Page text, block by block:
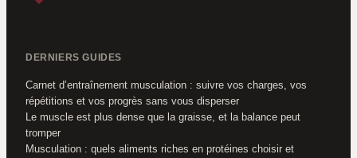
DERNIERS GUIDES
Carnet d’entraînement musculation : suivre vos charges, vos
répétitions et vos progrès sans vous disperser
Le muscle est plus dense que la graisse, et la balance peut
tromper
Musculation : quels aliments riches en protéines choisir et